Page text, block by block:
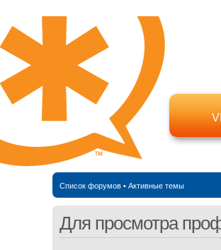
Список форумов• Активные темы
Для просмотра